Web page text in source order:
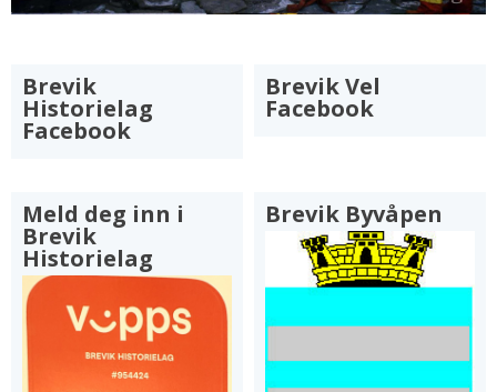
Brevik
Historielag
Facebook
Brevik Vel
Facebook
Meld deg inn i
Brevik
Historielag
Brevik Byvåpen